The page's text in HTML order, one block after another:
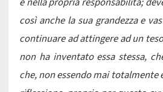
così anche la sua grandezza e
continuare ad attingere ad un
non ha inventato essa stessa,
che, non essendo mai totalmente